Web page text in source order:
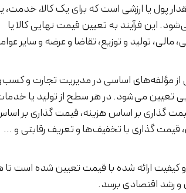
پول یا ارزشی است که برای یک کالا، خدمت،
این فرآیند به تعیین قیمت نهایی کالا یا
تولید و توزیع، تقاضا و عرضه و سایر
مؤلفه‌های اساسی در مدیریت تجارت و
تعیین می‌شود. در هر سطح از تولید یا
گذاری بر اساس هزینه، قیمت گذاری بر
قیمت گذاری با تخفیف‌ها و تعریف رقابتی و ...
ارائه شده با قیمت تعیین شده است
رشد اقتصادی برسد.